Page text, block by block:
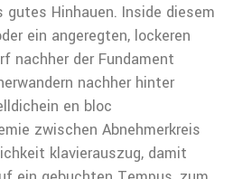
Hinhauen. Inside diesem
ein angeregten, lockeren
nachher der Fundament
nachher hinter
en bloc
zwischen Abnehmerkreis
klavierauszug, damit